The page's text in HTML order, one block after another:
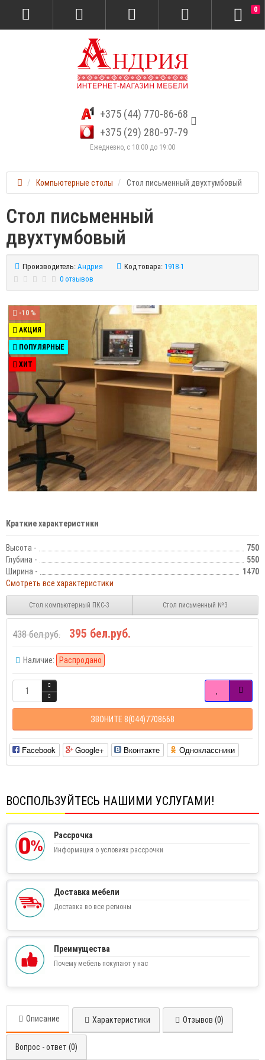
+375 (44) 770-86-68
+375 (29) 280-97-79
Ежедневно, с 10:00 до 19:00
0
Компьютерные столы Стол письменный двухтумбовый
Стол письменный
двухтумбовый
Производитель: Андрия Код товара: 1918-1
0 отзывов
-10 %
АКЦИЯ
ПОПУЛЯРНЫЕ
ХИТ
Краткие характеристики
Высота -
750
Глубина -
550
Ширина -
1470
Смотреть все характеристики
Стол компьютерный ПКС-3 Стол письменный №3
438 бел.руб. 395 бел.руб.
Наличие: Распродано
ЗВОНИТЕ 8(044)7708668
Facebook Google+ Вконтакте Одноклассники
ВОСПОЛЬЗУЙТЕСЬ НАШИМИ УСЛУГАМИ!
Рассрочка
Информация о условиях рассрочки
Доставка мебели
Доставка во все регионы
Преимущества
Почему мебель покупают у нас
Описание Характеристики Отзывов (0)
Вопрос - ответ (0)